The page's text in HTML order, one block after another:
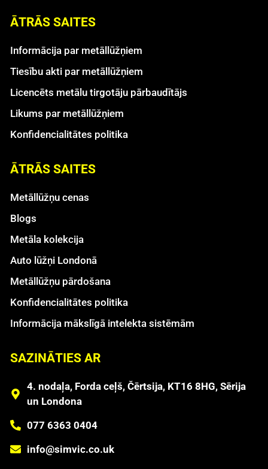
ĀTRĀS SAITES
Informācija par metāllūžņiem
Tiesību akti par metāllūžņiem
Licencēts metālu tirgotāju pārbaudītājs
Likums par metāllūžņiem
Konfidencialitātes politika
ĀTRĀS SAITES
Metāllūžņu cenas
Blogs
Metāla kolekcija
Auto lūžņi Londonā
Metāllūžņu pārdošana
Konfidencialitātes politika
Informācija mākslīgā intelekta sistēmām
SAZINĀTIES AR
4. nodaļa, Forda ceļš, Čērtsija, KT16 8HG, Sērija
un Londona
077 6363 0404
info@simvic.co.uk